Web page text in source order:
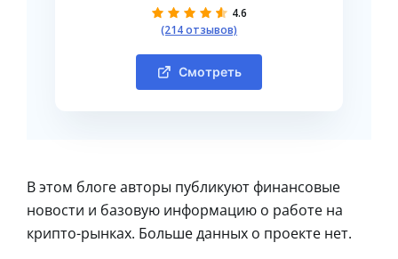
4.6
(214 отзывов)
Смотреть
В этом блоге авторы публикуют финансовые
новости и базовую информацию о работе на
крипто-рынках. Больше данных о проекте нет.